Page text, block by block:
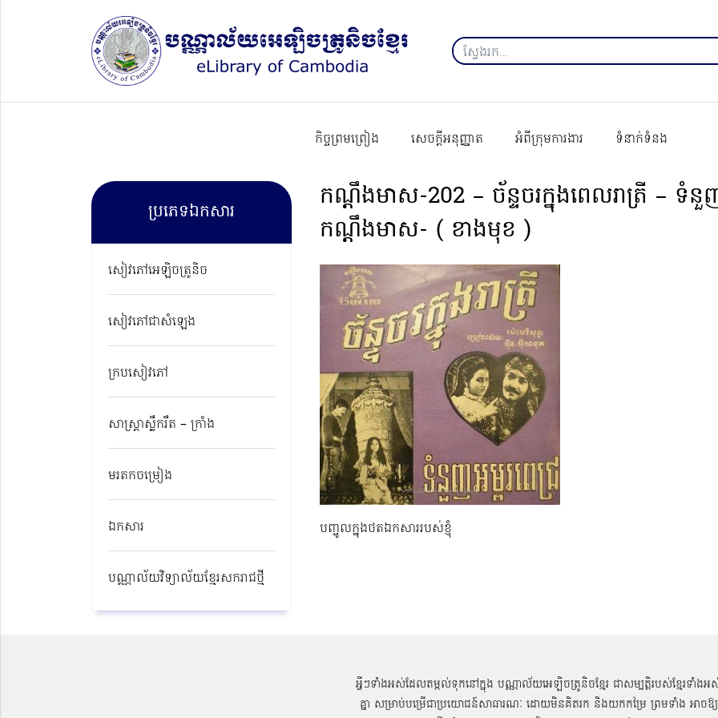
កិច្ចព្រមព្រៀង សេចក្ដីអនុញ្ញាត អំពីក្រុមការងារ ទំនាក់ទំនង
ប្រភេទឯកសារ
សៀវភៅអេឡិចត្រូនិច
សៀវភៅជាសំឡេង
ក្របសៀវភៅ
សាស្ត្រាស្លឹករឹត – ក្រាំង
មរតកចម្រៀង
ឯកសារ
បណ្ណាល័យវិទ្យាល័យខ្មែរសករាជថ្មី​
កណ្ដឹងមាស-202 – ច័ន្ទចរក្នុងពេលរាត្រី – ទំនួញ
កណ្ដឹងមាស- ( ខាងមុខ )
បញ្ចូលក្នុងថតឯកសាររបស់ខ្ញុំ
អ្វីៗទាំងអស់ដែលតម្កល់ទុកនៅក្នុង បណ្ណាល័យអេឡិចត្រូនិចខ្មែរ ជាសម្បតិ្តរបស់ខ្មែរទាំងអ
គ្នា សម្រាប់បម្រើជាប្រយោជន៍សាធារណៈ ដោយមិនគិតរក និងយកកម្រៃ ព្រមទាំង អាចឱ្យ